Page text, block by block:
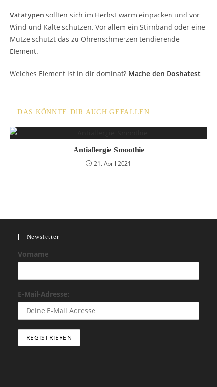
Vatatypen sollten sich im Herbst warm einpacken und vor
Wind und Kälte schützen. Vor allem ein Stirnband oder eine
Mütze schützt das zu Ohrenschmerzen tendierende
Element.
Welches Element ist in dir dominat? Mache den Doshatest
DAS KÖNNTE DIR AUCH GEFALLEN
Antiallergie-Smoothie
21. April 2021
Newsletter
Vorname
E-Mail-Adresse: